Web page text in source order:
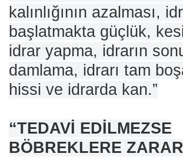
kalınlığının azalması,
başlatmakta güçlük,
idrar yapma, idrarın
damlama, idrarı tam
hissi ve idrarda kan.”
“TEDAVİ EDİLMEZSE
BÖBREKLERE ZARAR